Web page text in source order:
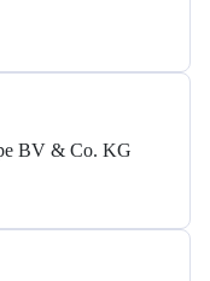
BV & Co. KG